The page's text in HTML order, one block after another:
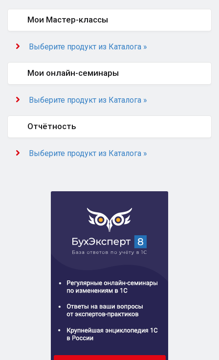
Мои Мастер-классы
Выберите продукт из Каталога »
Мои онлайн-семинары
Выберите продукт из Каталога »
Отчётность
Выберите продукт из Каталога »